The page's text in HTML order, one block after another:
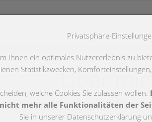
+ 2]
Über
und meine große
Privatsphäre-
Ihnen ein optimales Nutzererlebnis zu
Statistikzwecken,
welche Cookies Sie zulassen wollen.
mehr alle Funktionalitäten der
Sie in unserer Datenschutzerklärung